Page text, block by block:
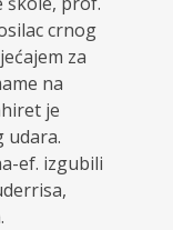
crnog
za
na
je
udara.
ef. izgubili